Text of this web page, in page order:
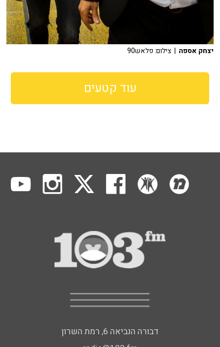
יצחק אספה | צילום: פלאש90
עוד קטעים
דבורה הנביאה 6, רמת השרון